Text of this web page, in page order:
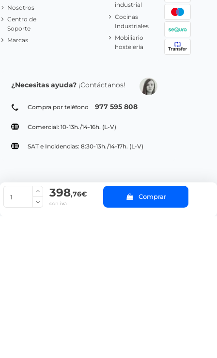
398,76€
con iva
Comprar
Nosotros
Centro de
Soporte
Marcas
industrial
Cocinas
Industriales
Mobiliario
hostelería
¿Necesitas ayuda? ¡Contáctanos!
Compra por teléfono 977 595 808
Comercial: 10-13h./14-16h. (L-V)
SAT e Incidencias: 8:30-13h./14-17h. (L-V)
© Copyright 2022 PepeBar.com |
Aviso legal y
Condiciones generales de compra |